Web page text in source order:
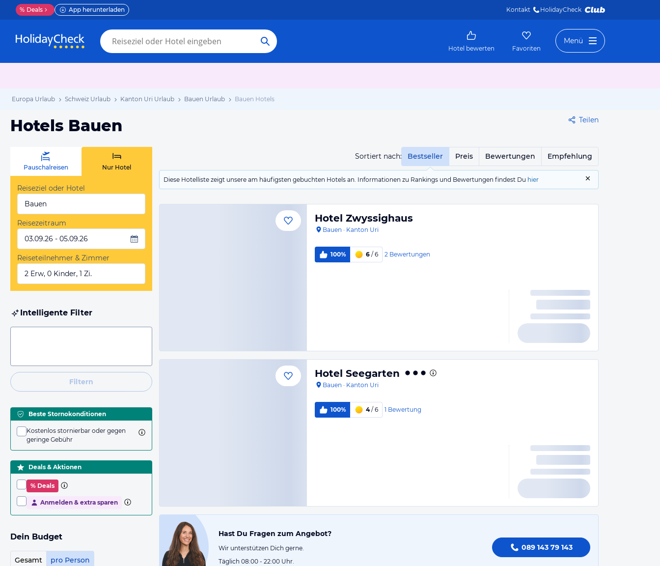
% Deals App herunterladen Kontakt HolidayCheck
Hotel bewerten Favoriten
Menü
Europa Urlaub Schweiz Urlaub Kanton Uri Urlaub Bauen Urlaub Bauen Hotels
Hotels Bauen Teilen
Sortiert nach: Bestseller Preis Bewertungen Empfehlung
Diese Hotelliste zeigt unsere am häufigsten gebuchten Hotels an. Informationen zu Rankings und Bewertungen findest Du hier
Pauschalreisen Nur Hotel
Reiseziel oder Hotel
Bauen
Reisezeitraum
03.09.26 - 05.09.26
Reiseteilnehmer & Zimmer
2 Erw, 0 Kinder, 1 Zi.
Intelligente Filter
Filtern
Beste Stornokonditionen
Kostenlos stornierbar oder gegen
geringe Gebühr
Deals & Aktionen
% Deals
Anmelden & extra sparen
Dein Budget
Gesamt pro Person
Hotel Zwyssighaus
Bauen · Kanton Uri
100% 6 / 6 2 Bewertungen
Hotel Seegarten
Bauen · Kanton Uri
100% 4/ 6 1 Bewertung
Hast Du Fragen zum Angebot?
Wir unterstützen Dich gerne.
Täglich 08:00 - 22:00 Uhr.
089 143 79 143